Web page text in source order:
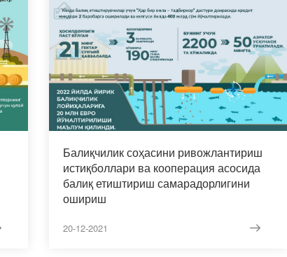
Балиқчилик соҳасини ривожлантириш
истиқболлари ва кооперация асосида
балиқ етиштириш самарадорлигини
ошириш
20-12-2021